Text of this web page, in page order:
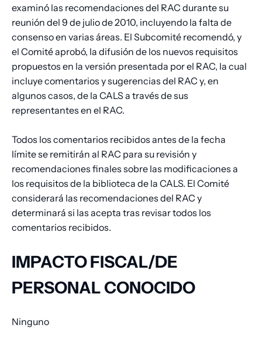
examinó las recomendaciones del RAC durante su
reunión del 9 de julio de 2010, incluyendo la falta de
consenso en varias áreas. El Subcomité recomendó, y
el Comité aprobó, la difusión de los nuevos requisitos
propuestos en la versión presentada por el RAC, la cual
incluye comentarios y sugerencias del RAC y, en
algunos casos, de la CALS a través de sus
representantes en el RAC.
Todos los comentarios recibidos antes de la fecha
límite se remitirán al RAC para su revisión y
recomendaciones finales sobre las modificaciones a
los requisitos de la biblioteca de la CALS. El Comité
considerará las recomendaciones del RAC y
determinará si las acepta tras revisar todos los
comentarios recibidos.
IMPACTO FISCAL/DE
PERSONAL CONOCIDO
Ninguno